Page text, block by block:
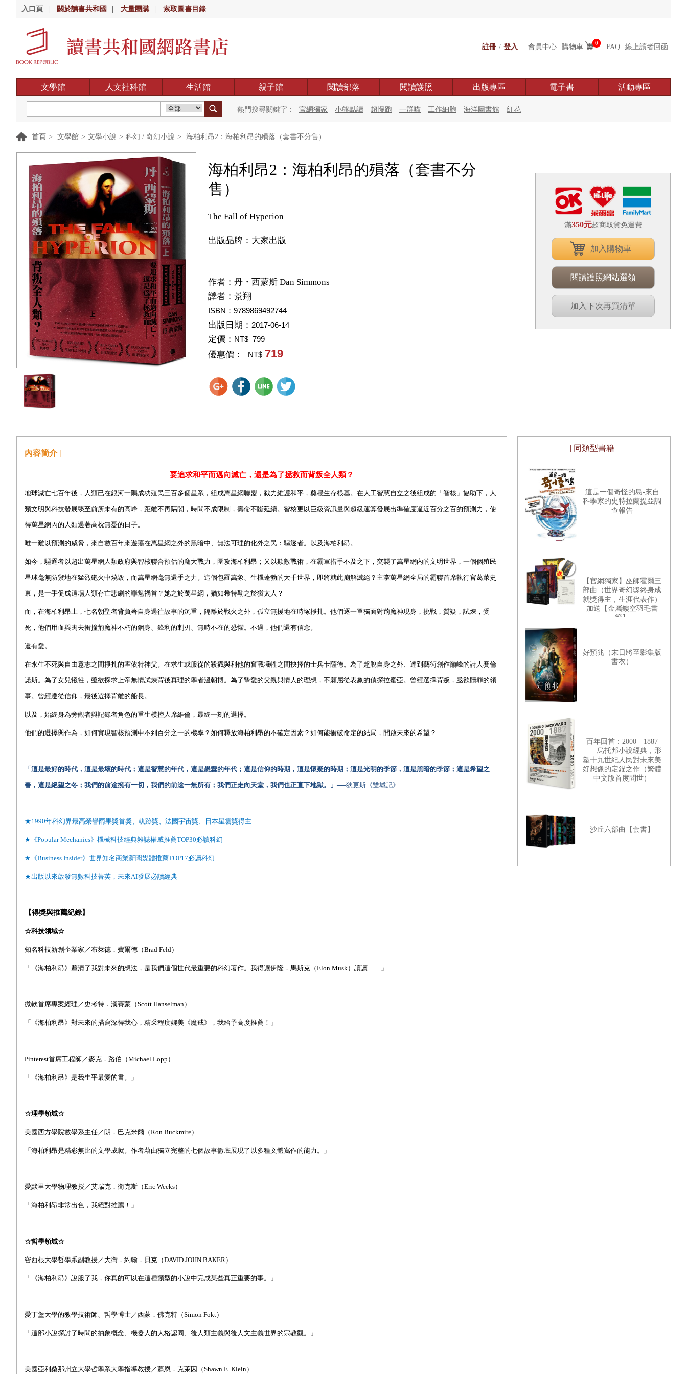
入口頁 關於讀書共和國 大量團購 索取圖書目錄
註冊 / 登入 會員中心 購物車 0 FAQ 線上讀者回函
文學館 人文社科館 生活館 親子館 閱讀部落 閱讀護照 出版專區 電子書 活動專區
熱門搜尋關鍵字： 官網獨家 小熊點讀 超慢跑 一群喵 工作細胞 海洋圖書館 紅花
首頁 > 文學館 > 文學小說 > 科幻 / 奇幻小說 > 海柏利昂2：海柏利昂的殞落（套書不分售）
海柏利昂2：海柏利昂的殞落（套書不分
售）
The Fall of Hyperion
出版品牌：大家出版
作者： 丹・西蒙斯 Dan Simmons
譯者： 景翔
ISBN：9789869492744
出版日期： 2017-06-14
定價： NT$ 799
優惠價： NT$ 719
滿350元超商取貨免運費
加入購物車
閱讀護照網站選領
加入下次再買清單
內容簡介 |
要追求和平而邁向滅亡，還是為了拯救而背叛全人類？
地球滅亡七百年後，人類已在銀河一隅成功殖民三百多個星系，組成萬星網聯盟，戮力維護和平，奠穩生存根基。在人工智慧自立之後組成的「智核」協助下，人
類文明與科技發展臻至前所未有的高峰，距離不再隔閡，時間不成限制，壽命不斷延續。智核更以巨級資訊量與超級運算發展出準確度逼近百分之百的預測力，使
得萬星網內的人類過著高枕無憂的日子。
唯一難以預測的威脅，來自數百年來遊蕩在萬星網之外的黑暗中、無法可理的化外之民：驅逐者。以及海柏利昂。
如今，驅逐者以超出萬星網人類政府與智核聯合預估的龐大戰力，圍攻海柏利昂；又以欺敵戰術，在霸軍措手不及之下，突襲了萬星網內的文明世界，一個個殖民
星球毫無防禦地在猛烈砲火中燒毀，而萬星網毫無還手之力。這個包羅萬象、生機蓬勃的大千世界，即將就此崩解滅絕？主掌萬星網全局的霸聯首席執行官葛萊史
東，是一手促成這場人類存亡悲劇的罪魁禍首？她之於萬星網，猶如希特勒之於猶太人？
而，在海柏利昂上，七名朝聖者背負著自身過往故事的沉重，隔離於戰火之外，孤立無援地在時塚掙扎。他們逐一單獨面對荊魔神現身，挑戰，質疑，試煉，受
死，他們用血與肉去衝撞荊魔神不朽的鋼身、鋒利的刺刃、無時不在的恐懼。不過，他們還有信念。
還有愛。
在永生不死與自由意志之間掙扎的霍依特神父。在求生或服從的殺戮與利他的奮戰犧牲之間抉擇的士兵卡薩德。為了超脫自身之外、達到藝術創作巔峰的詩人賽倫
諾斯。為了女兒犧牲，亟欲探求上帝無情試煉背後真理的學者溫朝博。為了摯愛的父親與情人的理想，不願屈從表象的偵探拉蜜亞。曾經選擇背叛，亟欲贖罪的領
事。曾經遵從信仰，最後選擇背離的船長。
以及，始終身為旁觀者與記錄者角色的重生模控人席維倫，最終一刻的選擇。
他們的選擇與作為，如何實現智核預測中不到百分之一的機率？如何釋放海柏利昂的不確定因素？如何能衝破命定的結局，開啟未來的希望？
「這是最好的時代，這是最壞的時代；這是智慧的年代，這是愚蠢的年代；這是信仰的時期，這是懷疑的時期；這是光明的季節，這是黑暗的季節；這是希望之
春，這是絕望之冬；我們的前途擁有一切，我們的前途一無所有；我們正走向天堂，我們也正直下地獄。」──狄更斯《雙城記》
★1990年科幻界最高榮譽雨果獎首獎、軌跡獎、法國宇宙獎、日本星雲獎得主
★ 《Popular Mechanics》機械科技經典雜誌權威推薦TOP30必讀科幻
★《Business Insider》世界知名商業新聞媒體推薦TOP17必讀科幻
★出版以來啟發無數科技菁英，未來AI發展必讀經典
【得獎與推薦紀錄】
☆科技領域☆
知名科技新創企業家／布萊德．費爾德（Brad Feld）
「《海柏利昂》釐清了我對未來的想法，是我們這個世代最重要的科幻著作。我得讓伊隆．馬斯克（Elon Musk）讀讀……」
微軟首席專案經理／史考特．漢賽蒙（Scott Hanselman）
「《海柏利昂》對未來的描寫深得我心，精采程度媲美《魔戒》，我給予高度推薦！」
Pinterest首席工程師／麥克．路伯（Michael Lopp）
「《海柏利昂》是我生平最愛的書。」
☆理學領域☆
美國西方學院數學系主任／朗．巴克米爾（Ron Buckmire）
「海柏利昂是精彩無比的文學成就。作者藉由獨立完整的七個故事徹底展現了以多種文體寫作的能力。」
愛默里大學物理教授／艾瑞克．衛克斯（Eric Weeks）
「海柏利昂非常出色，我絕對推薦！」
☆哲學領域☆
密西根大學哲學系副教授／大衛．約翰．貝克（DAVID JOHN BAKER）
「 《海柏利昂》說服了我，你真的可以在這種類型的小說中完成某些真正重要的事。」
愛丁堡大學的教學技術師、 哲學博士／西蒙．佛克特（Simon Fokt）
「這部小說探討了時間的抽象概念、機器人的人格認同、後人類主義與後人文主義世界的宗教觀。」
美國亞利桑那州立大學哲學系大學指導教授／蕭恩．克萊因（Shawn E. Klein）
| 同類型書籍 |
這是一個奇怪的島-來自
科學家的史特拉蘭提亞調
查報告
【官網獨家】巫師霍爾三
部曲（世界奇幻獎終身成
就獎得主，生涯代表作）
加送【金屬鏤空羽毛書
籤】
好預兆（末日將至影集版
書衣）
百年回首：2000—1887
——烏托邦小說經典，形
塑十九世紀人民對未來美
好想像的定錨之作（繁體
中文版首度問世）
沙丘六部曲【套書】